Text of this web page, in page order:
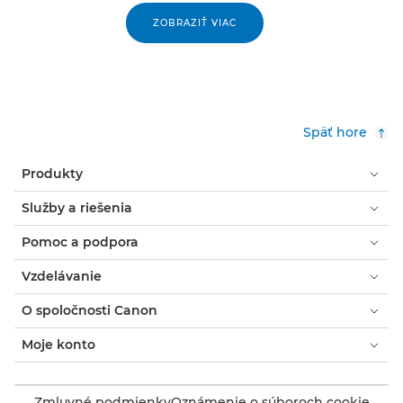
ZOBRAZIŤ VIAC
Späť hore
Produkty
Služby a riešenia
Pomoc a podpora
Vzdelávanie
O spoločnosti Canon
Moje konto